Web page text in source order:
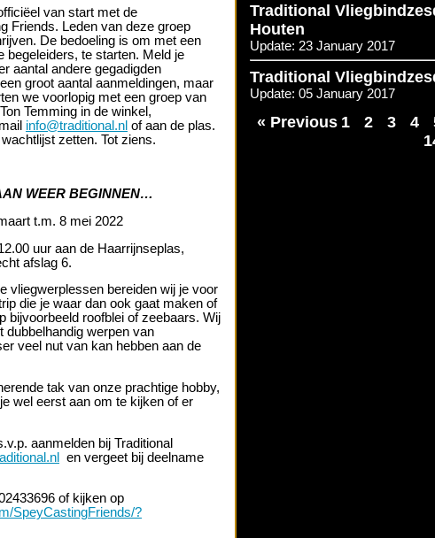
van start met de
Friends. Leden van deze groep
De bedoeling is om met een
begeleiders, te starten. Meld je
aantal andere gegadigden
groot aantal aanmeldingen, maar
we voorlopig met een groep van
Temming in de winkel,
info@traditional.nl of aan de plas.
zetten. Tot ziens.
WEER BEGINNEN…
t.m. 8 mei 2022
uur aan de Haarrijnseplas,
afslag 6.
vliegwerplessen bereiden wij je voor
die je waar dan ook gaat maken of
bijvoorbeeld roofblei of zeebaars. Wij
dubbelhandig werpen van
veel nut van kan hebben aan de
tak van onze prachtige hobby,
wel eerst aan om te kijken of er
aanmelden bij Traditional
en vergeet bij deelname
of kijken op
SpeyCastingFriends/?
Traditional
Houten
Update: 23 January 2017
Traditional
Update: 05 January 2017
« Previous 1 2 3 4